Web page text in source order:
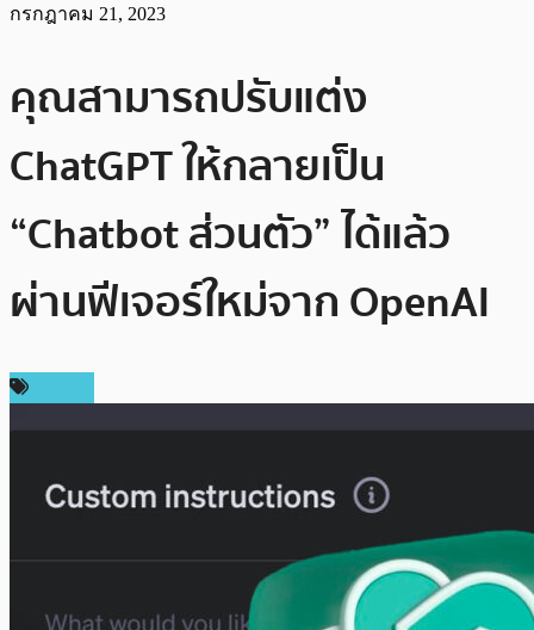
กรกฎาคม 21, 2023
คุณสามารถปรับแต่ง
ChatGPT ให้กลายเป็น
“Chatbot ส่วนตัว” ได้แล้ว
ผ่านฟีเจอร์ใหม่จาก OpenAI